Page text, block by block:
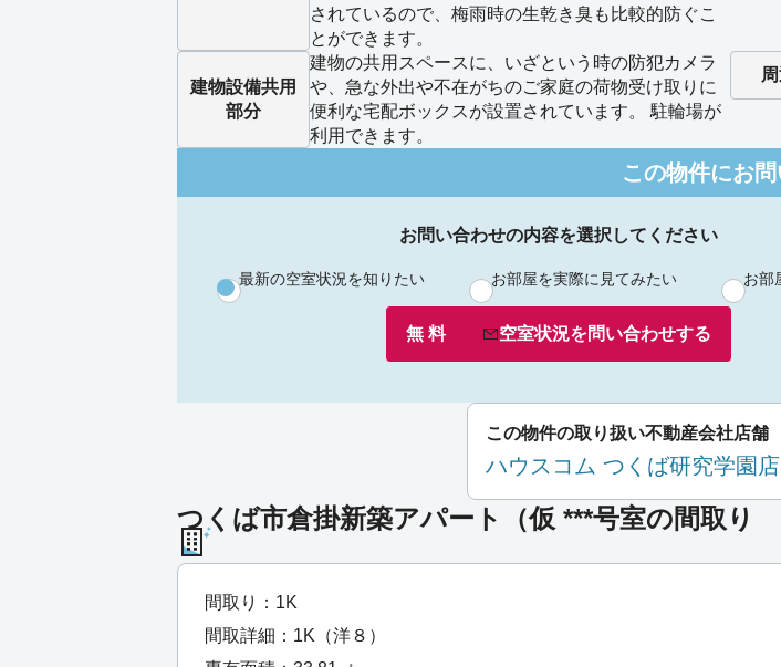
されているので、梅雨時の生乾き臭も比較的防ぐこ
とができます。
建物設備共用
部分
建物の共用スペースに、いざという時の防犯カメラ
や、急な外出や不在がちのご家庭の荷物受け取りに
便利な宅配ボックスが設置されています。 駐輪場が
利用できます。
この物件にお
お問い合わせの内容を選択してください
最新の空室状況を知りたい お部屋を実際に見てみたい お部
無 料 空室状況を問い合わせする
この物件の取り扱い不動産会社店舗
ハウスコム つくば研究学園店
つくば市倉掛新築アパート（仮 ***号室の間取り
間取り：1K
間取詳細：1K（洋８）